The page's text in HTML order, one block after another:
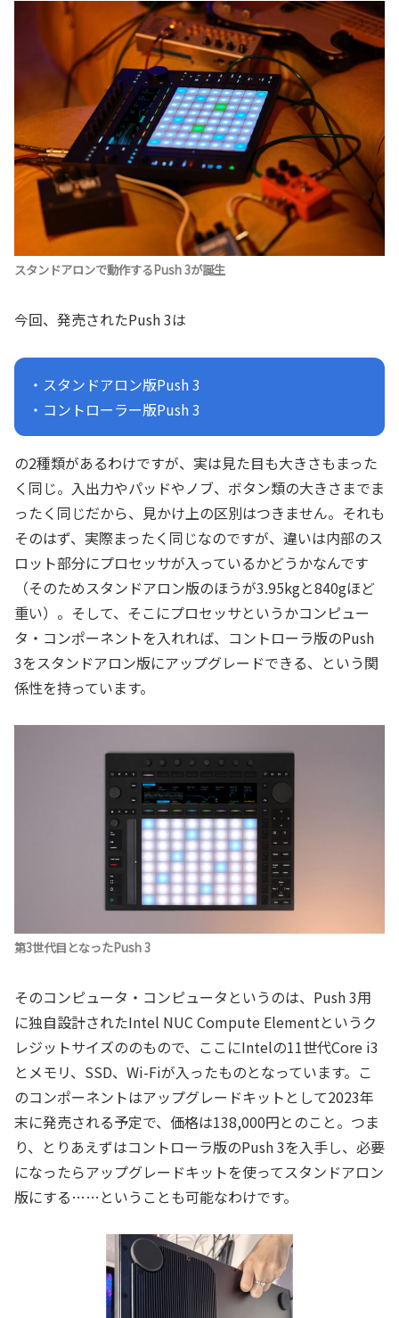
スタンドアロンで動作するPush 3が誕生
今回、発売されたPush 3は
・スタンドアロン版Push 3
・コントローラー版Push 3
の2種類があるわけですが、実は見た目も大きさもまった
く同じ。入出力やパッドやノブ、ボタン類の大きさまでま
ったく同じだから、見かけ上の区別はつきません。それも
そのはず、実際まったく同じなのですが、違いは内部のス
ロット部分にプロセッサが入っているかどうかなんです
（そのためスタンドアロン版のほうが3.95kgと840gほど
重い）。そして、そこにプロセッサというかコンピュー
タ・コンポーネントを入れれば、コントローラ版のPush
3をスタンドアロン版にアップグレードできる、という関
係性を持っています。
第3世代目となったPush 3
そのコンピュータ・コンピュータというのは、Push 3用
に独自設計されたIntel NUC Compute Elementというク
レジットサイズののもので、ここにIntelの11世代Core i3
とメモリ、SSD、Wi-Fiが入ったものとなっています。こ
のコンポーネントはアップグレードキットとして2023年
末に発売される予定で、価格は138,000円とのこと。つま
り、とりあえずはコントローラ版のPush 3を入手し、必要
になったらアップグレードキットを使ってスタンドアロン
版にする……ということも可能なわけです。